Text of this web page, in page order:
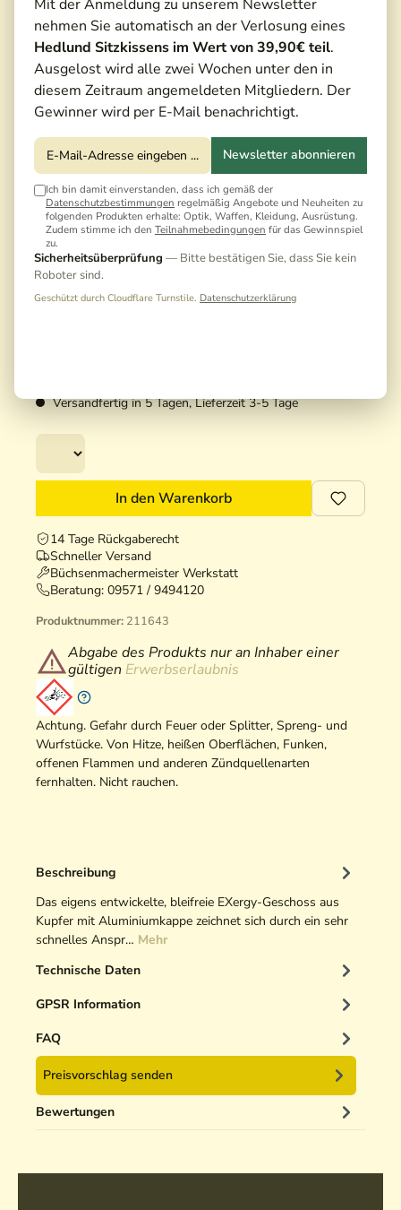
Mit der Anmeldung zu unserem Newsletter
nehmen Sie automatisch an der Verlosung eines
Hedlund Sitzkissens im Wert von 39,90€ teil.
Ausgelost wird alle zwei Wochen unter den in
diesem Zeitraum angemeldeten Mitgliedern. Der
Gewinner wird per E-Mail benachrichtigt.
Newsletter abonnieren
Ich bin damit einverstanden, dass ich gemäß der
Datenschutzbestimmungen regelmäßig Angebote und Neuheiten zu
folgenden Produkten erhalte: Optik, Waffen, Kleidung, Ausrüstung.
Zudem stimme ich den Teilnahmebedingungen für das Gewinnspiel
zu.
Sicherheitsüberprüfung — Bitte bestätigen Sie, dass Sie kein
Roboter sind.
Geschützt durch Cloudflare Turnstile. Datenschutzerklärung
83,30 €*
Versandfertig in 5 Tagen, Lieferzeit 3-5 Tage
In den Warenkorb
14 Tage Rückgaberecht
Schneller Versand
Büchsenmachermeister Werkstatt
Beratung: 09571 / 9494120
Produktnummer: 211643
Abgabe des Produkts nur an Inhaber einer
gültigen Erwerbserlaubnis
Achtung. Gefahr durch Feuer oder Splitter, Spreng- und
Wurfstücke. Von Hitze, heißen Oberflächen, Funken,
offenen Flammen und anderen Zündquellenarten
fernhalten. Nicht rauchen.
Beschreibung
Das eigens entwickelte, bleifreie EXergy-Geschoss aus
Kupfer mit Aluminiumkappe zeichnet sich durch ein sehr
schnelles Anspr… Mehr
Technische Daten
GPSR Information
FAQ
Preisvorschlag senden
Bewertungen